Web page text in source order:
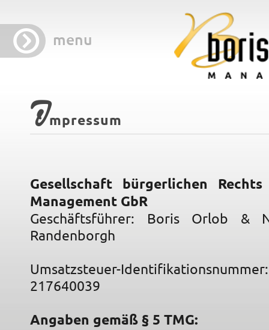
menu
Impressum
Gesellschaft bürgerlichen
Management GbR
Geschäftsführer: Boris Orlob &
Randenborgh
Umsatzsteuer-
217640039
Angaben gemäß § 5 TMG: